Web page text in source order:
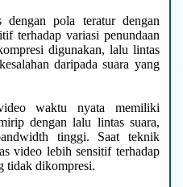
pola teratur dengan
terhadap variasi penundaan
digunakan, lalu lintas
daripada suara yang
waktu nyata memiliki
dengan lalu lintas suara,
tinggi. Saat teknik
video lebih sensitif terhadap
tidak dikompresi.